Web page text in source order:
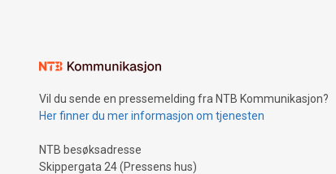
Vil du sende en pressemelding fra NTB Kommunikasjon?
Her finner du mer informasjon om tjenesten
NTB besøksadresse
Skippergata 24 (Pressens hus)